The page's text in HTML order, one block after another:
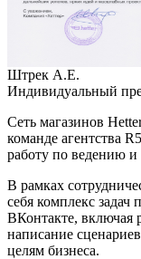
Штрек А.Е.
Индивидуальный
Сеть магазинов
команде агентства
работу по ведению
В рамках
себя комплекс задач
ВКонтакте, включая
написание
целям бизнеса.